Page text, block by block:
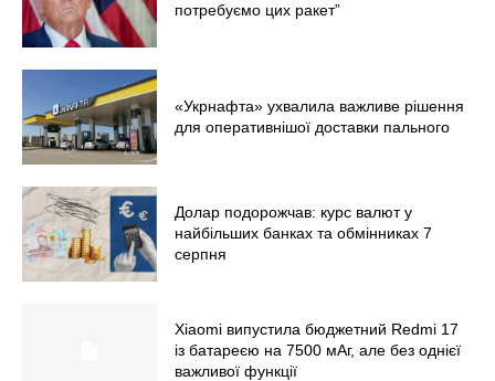
потребуємо цих ракет”
«Укрнафта» ухвалила важливе рішення
для оперативнішої доставки пального
Долар подорожчав: курс валют у
найбільших банках та обмінниках 7
серпня
Xiaomi випустила бюджетний Redmi 17
із батареєю на 7500 мАг, але без однієї
важливої функції